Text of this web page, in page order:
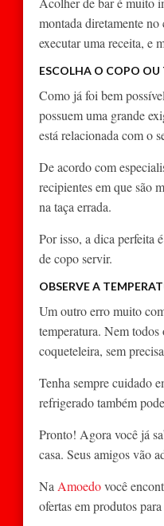
montada diretamente
executar uma receita, e
ESCOLHA O COPO OU
Como já foi bem
possuem uma grande
está relacionada com o
De acordo com
recipientes em que são
na taça errada.
Por isso, a dica perfeita
de copo servir.
OBSERVE A
Um outro erro muito
temperatura. Nem
coqueteleira, sem
Tenha sempre cuidado
refrigerado também
Pronto! Agora você já
casa. Seus amigos vão
Na Amoedovocê
ofertas em produtos para